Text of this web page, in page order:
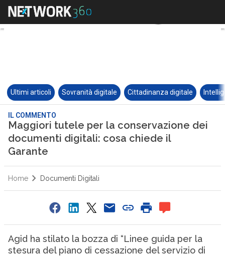
Ultimi articoli Sovranità digitale Cittadinanza digitale
IL COMMENTO
Maggiori tutele per la conservazione dei
documenti digitali: cosa chiede il
Garante
Home Documenti Digitali
Agid ha stilato la bozza di “Linee guida per la
stesura del piano di cessazione del servizio di